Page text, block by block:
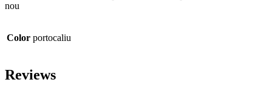
nou
Color portocaliu
Reviews